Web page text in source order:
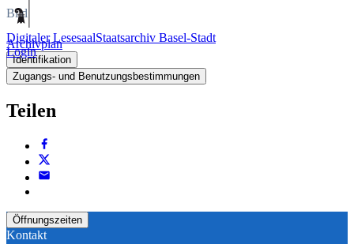
Digitaler LesesaalStaatsarchiv Basel-Stadt
Login
Bild
Archivplan
Identifikation
Zugangs- und Benutzungsbestimmungen
Teilen
Öffnungszeiten
Kontakt